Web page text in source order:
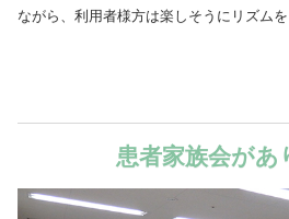
ながら、利用者様方は楽しそうにリズム
患者家族会があ